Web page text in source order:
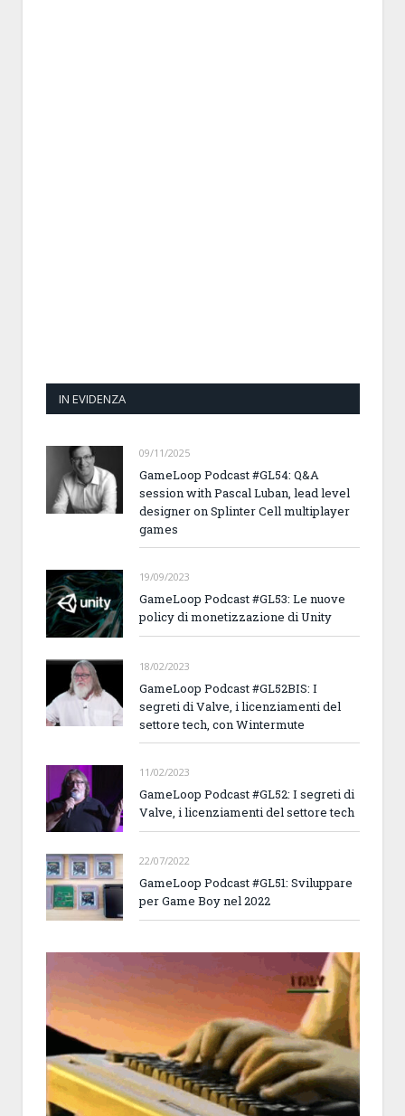
IN EVIDENZA
09/11/2025
GameLoop Podcast #GL54: Q&A
session with Pascal Luban, lead level
designer on Splinter Cell multiplayer
games
19/09/2023
GameLoop Podcast #GL53: Le nuove
policy di monetizzazione di Unity
18/02/2023
GameLoop Podcast #GL52BIS: I
segreti di Valve, i licenziamenti del
settore tech, con Wintermute
11/02/2023
GameLoop Podcast #GL52: I segreti di
Valve, i licenziamenti del settore tech
22/07/2022
GameLoop Podcast #GL51: Sviluppare
per Game Boy nel 2022